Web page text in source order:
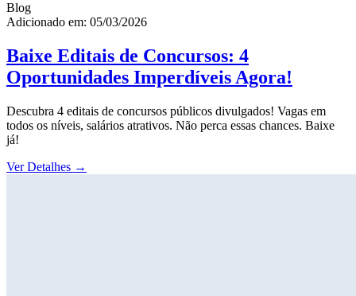
Blog
Adicionado em: 05/03/2026
Baixe Editais de Concursos: 4
Oportunidades Imperdíveis Agora!
Descubra 4 editais de concursos públicos divulgados! Vagas em
todos os níveis, salários atrativos. Não perca essas chances. Baixe
já!
Ver Detalhes →